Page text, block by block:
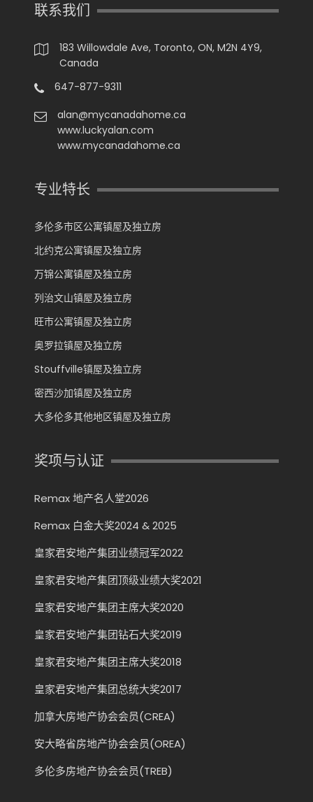
联系我们
183 Willowdale Ave, Toronto, ON, M2N 4Y9,
Canada
647-877-9311
alan@mycanadahome.ca
www.luckyalan.com
www.mycanadahome.ca
专业特长
多伦多市区公寓镇屋及独立房
北约克公寓镇屋及独立房
万锦公寓镇屋及独立房
列治文山镇屋及独立房
旺市公寓镇屋及独立房
奥罗拉镇屋及独立房
Stouffville镇屋及独立房
密西沙加镇屋及独立房
大多伦多其他地区镇屋及独立房
奖项与认证
Remax 地产名人堂2026
Remax 白金大奖2024 & 2025
皇家君安地产集团业绩冠军2022
皇家君安地产集团顶级业绩大奖2021
皇家君安地产集团主席大奖2020
皇家君安地产集团钻石大奖2019
皇家君安地产集团主席大奖2018
皇家君安地产集团总统大奖2017
加拿大房地产协会会员(CREA)
安大略省房地产协会会员(OREA)
多伦多房地产协会会员(TREB)